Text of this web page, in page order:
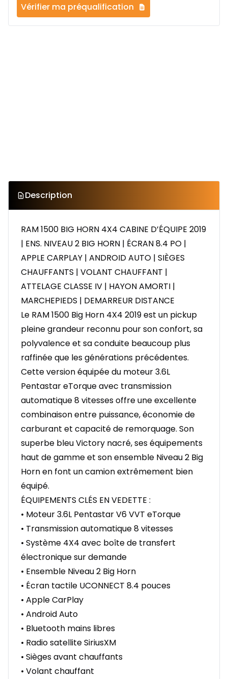
Vérifier ma préqualification
Description
RAM 1500 BIG HORN 4X4 CABINE D’ÉQUIPE 2019
| ENS. NIVEAU 2 BIG HORN | ÉCRAN 8.4 PO |
APPLE CARPLAY | ANDROID AUTO | SIÈGES
CHAUFFANTS | VOLANT CHAUFFANT |
ATTELAGE CLASSE IV | HAYON AMORTI |
MARCHEPIEDS | DEMARREUR DISTANCE
Le RAM 1500 Big Horn 4X4 2019 est un pickup
pleine grandeur reconnu pour son confort, sa
polyvalence et sa conduite beaucoup plus
raffinée que les générations précédentes.
Cette version équipée du moteur 3.6L
Pentastar eTorque avec transmission
automatique 8 vitesses offre une excellente
combinaison entre puissance, économie de
carburant et capacité de remorquage. Son
superbe bleu Victory nacré, ses équipements
haut de gamme et son ensemble Niveau 2 Big
Horn en font un camion extrêmement bien
équipé.
ÉQUIPEMENTS CLÉS EN VEDETTE :
• Moteur 3.6L Pentastar V6 VVT eTorque
• Transmission automatique 8 vitesses
• Système 4X4 avec boîte de transfert
électronique sur demande
• Ensemble Niveau 2 Big Horn
• Écran tactile UCONNECT 8.4 pouces
• Apple CarPlay
• Android Auto
• Bluetooth mains libres
• Radio satellite SiriusXM
• Sièges avant chauffants
• Volant chauffant